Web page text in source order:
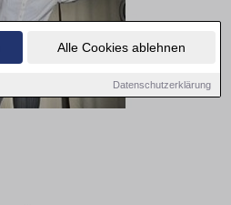
Alle Cookies ablehnen
Datenschutzerklärung